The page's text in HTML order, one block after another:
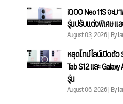
iQOO Neo 11S จ
รุ่นปรับแต่งพิเศษ แ
August 03, 2026 | By
หลุดไทม์ไลน์เปิดตัว
Tab S12 และ
รุ่น
August 06, 2026 | By